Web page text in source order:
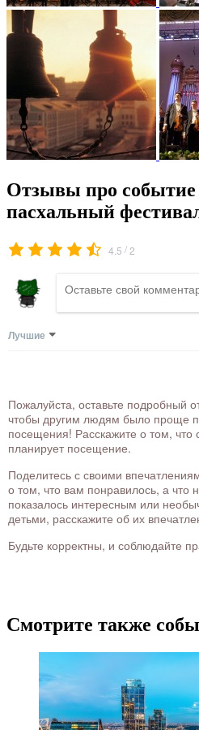
Отзывы про событие
пасхальный
4.5 /2
Лучшие
Пожалуйста, оставьте подробный
чтобы другим людям было проще
посещения! Расскажите о том, что
планирует посещение.
Поделитесь с своими
о том, что вам понравилось, а что
показалось интересным или
детьми, расскажите об их
Будьте корректны, и соблюдайте
Смотрите также